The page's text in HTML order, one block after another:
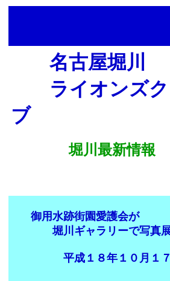
名古屋堀川
ライオンズク
ブ
堀川最新情報
御用水跡街園愛護会が
堀川ギャラリーで写真展
平成１８年１０月１７日